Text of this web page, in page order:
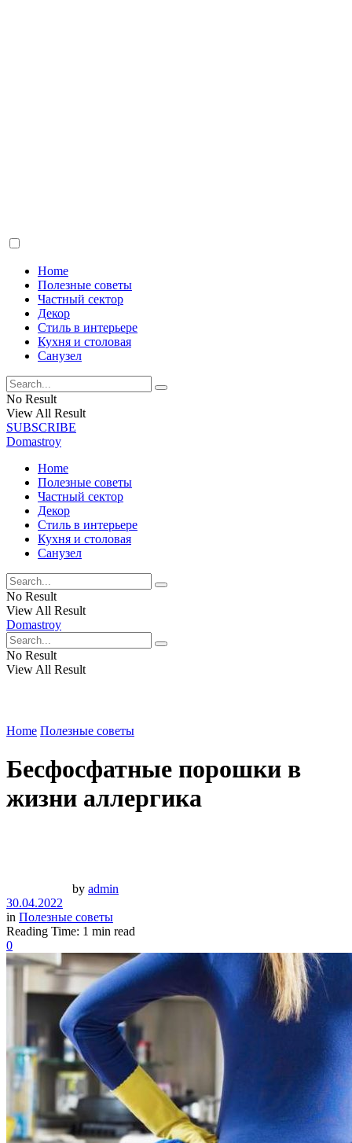
Home
Полезные советы
Частный сектор
Декор
Стиль в интерьере
Кухня и столовая
Санузел
No Result
View All Result
SUBSCRIBE
Domastroy
Home
Полезные советы
Частный сектор
Декор
Стиль в интерьере
Кухня и столовая
Санузел
No Result
View All Result
Domastroy
No Result
View All Result
Home Полезные советы
Бесфосфатные порошки в
жизни аллергика
by admin
30.04.2022
in Полезные советы
Reading Time: 1 min read
0